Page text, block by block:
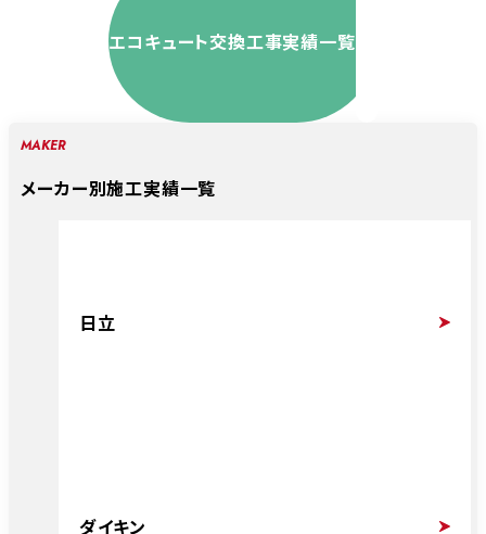
エコキュート交換工事実績一覧
MAKER
メーカー別施工実績一覧
日立
ダイキン